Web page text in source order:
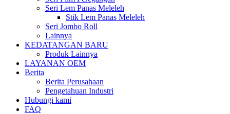
Seri Lem Panas Meleleh
Stik Lem Panas Meleleh
Seri Jombo Roll
Lainnya
KEDATANGAN BARU
Produk Lainnya
LAYANAN OEM
Berita
Berita Perusahaan
Pengetahuan Industri
Hubungi kami
FAQ